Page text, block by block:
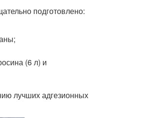
подготовлено:
(6 л) и
лучших адгезионных